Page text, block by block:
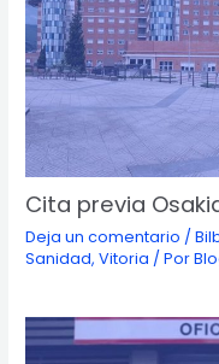
Cita previa
Deja un comentario /
Sanidad,Vitoria / Por